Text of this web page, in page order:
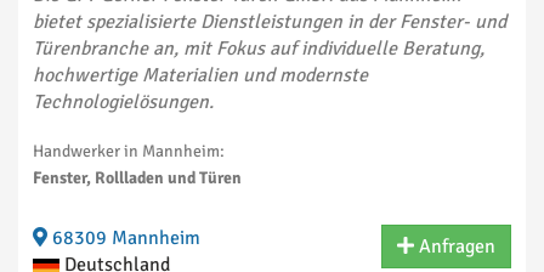
bietet spezialisierte Dienstleistungen in der Fenster- und
Türenbranche an, mit Fokus auf individuelle Beratung,
hochwertige Materialien und modernste
Technologielösungen.
Handwerker in Mannheim:
Fenster, Rollladen und Türen
68309 Mannheim
Deutschland
Anfragen